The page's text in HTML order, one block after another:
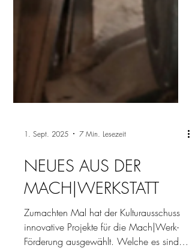
1. Sept. 2025 7 Min. Lesezeit